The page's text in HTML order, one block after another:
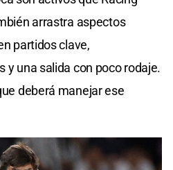
arrastra aspectos
partidos clave,
y una salida con poco rodaje.
deberá manejar ese